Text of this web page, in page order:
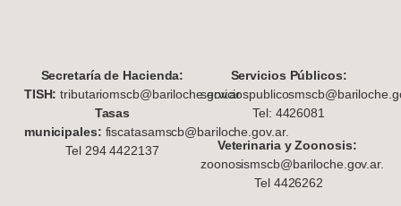
Secretaría de Hacienda:
TISH: tributariomscb@bariloche.gov.ar
Tasas
municipales: fiscatasamscb@bariloche.gov.ar.
Tel 294 4422137
Servicios Públicos:
Tel: 4426081
Veterinaria y Zoonosis:
zoonosismscb@bariloche.gov.ar.
Tel 4426262